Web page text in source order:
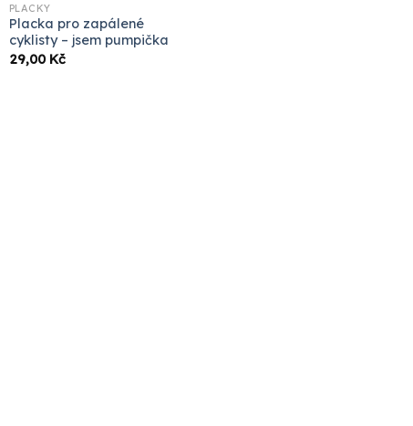
PLACKY
Placka pro zapálené
cyklisty – jsem pumpička
29,00 Kč